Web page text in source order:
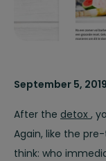
September 5, 2019
After the detox ,
Again, like the
think: who